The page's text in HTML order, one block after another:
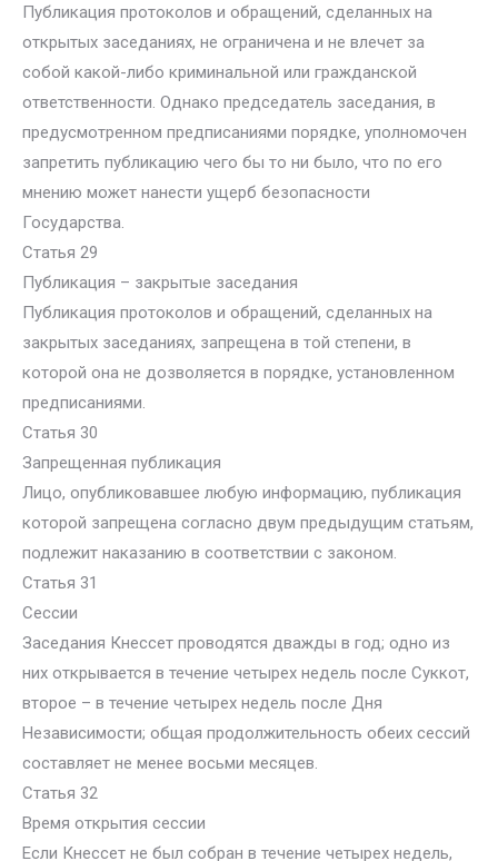
Публикация протоколов и обращений, сделанных на
открытых заседаниях, не ограничена и не влечет за
собой какой-либо криминальной или гражданской
ответственности. Однако председатель заседания, в
предусмотренном предписаниями порядке, уполномочен
запретить публикацию чего бы то ни было, что по его
мнению может нанести ущерб безопасности
Государства.
Статья 29
Публикация – закрытые заседания
Публикация протоколов и обращений, сделанных на
закрытых заседаниях, запрещена в той степени, в
которой она не дозволяется в порядке, установленном
предписаниями.
Статья 30
Запрещенная публикация
Лицо, опубликовавшее любую информацию, публикация
которой запрещена согласно двум предыдущим статьям,
подлежит наказанию в соответствии с законом.
Статья 31
Сессии
Заседания Кнессет проводятся дважды в год; одно из
них открывается в течение четырех недель после Суккот,
второе – в течение четырех недель после Дня
Независимости; общая продолжительность обеих сессий
составляет не менее восьми месяцев.
Статья 32
Время открытия сессии
Если Кнессет не был собран в течение четырех недель,